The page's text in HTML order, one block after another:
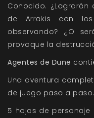
Conocido.
de Arrakis con
observando? ¿O
provoque la
Agentes de Dune
Una aventura
de juego paso a paso.
5 hojas de